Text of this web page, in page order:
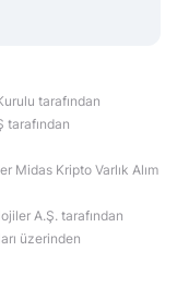
tarafından
tarafından
Midas Kripto Varlık Alım
A.Ş. tarafından
üzerinden